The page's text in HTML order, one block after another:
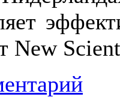
New